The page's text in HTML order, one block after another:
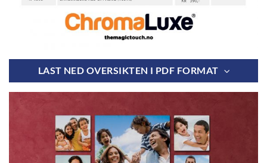
LAST NED OVERSIKTEN I PDF FORMAT